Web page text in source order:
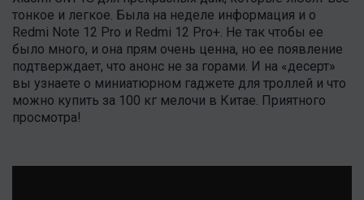
тонкое и легкое. Была на неделе информация и о
Redmi Note 12 Pro и Redmi 12 Pro+. Не так чтобы ее
было много, и она прям очень ценна, но ее появление
подтверждает, что анонс не за горами. И на «десерт»
вы узнаете о миниатюрном гаджете для троллей и что
можно купить за 100 кг мелочи в Китае. Приятного
просмотра!